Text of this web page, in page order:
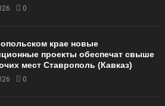
0
крае новые
проекты обеспечат свыше
мест Ставрополь (Кавказ)
0